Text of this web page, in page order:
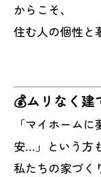
からこそ、
住む人の個性と
💰ムリなく
「マイホーム
安…」という方
私たちの家づく